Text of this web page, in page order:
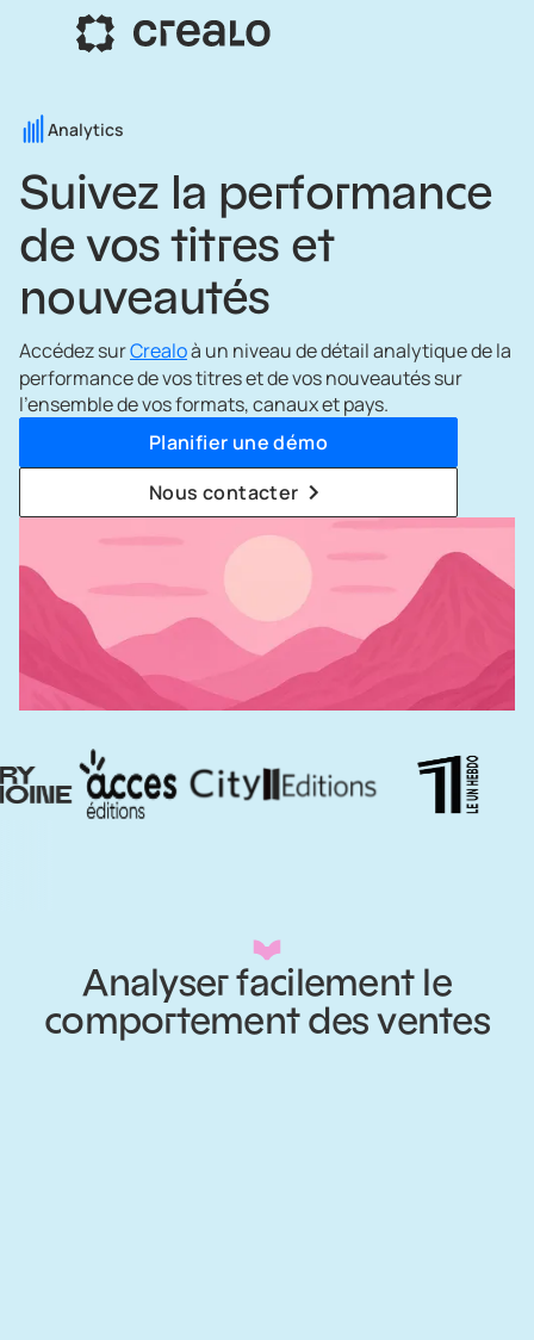
Analytics
Suivez la performance
de vos titres et
nouveautés
Accédez surCrealoà un niveau de détail analytique de la
performance de vos titres et de vos nouveautés sur
l’ensemble de vos formats, canaux et pays.
Planifier une démo
Nous contacter
Analyser facilement le
comportement des ventes